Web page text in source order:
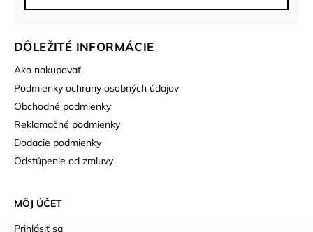
DÔLEŽITÉ INFORMÁCIE
Ako nakupovať
Podmienky ochrany osobných údajov
Obchodné podmienky
Reklamačné podmienky
Dodacie podmienky
Odstúpenie od zmluvy
MÔJ ÚČET
Prihlásiť sa